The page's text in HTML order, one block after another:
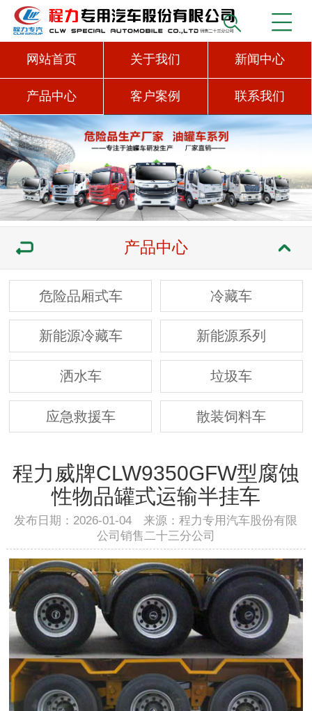
网站首页 关于我们 新闻中心
产品中心 客户案例 联系我们
产品中心
危险品厢式车 冷藏车
新能源冷藏车 新能源系列
洒水车 垃圾车
应急救援车 散装饲料车
程力威牌CLW9350GFW型腐蚀
性物品罐式运输半挂车
发布日期：2026-01-04 来源：程力专用汽车股份有限
公司销售二十三分公司